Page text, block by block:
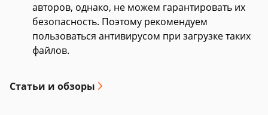
авторов, однако, не можем гарантировать их
безопасность. Поэтому рекомендуем
пользоваться антивирусом при загрузке таких
файлов.
Статьи и обзоры